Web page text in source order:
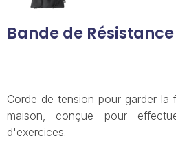
Bande de
Corde de tension pour garder la
maison, conçue pour
d'exercices.